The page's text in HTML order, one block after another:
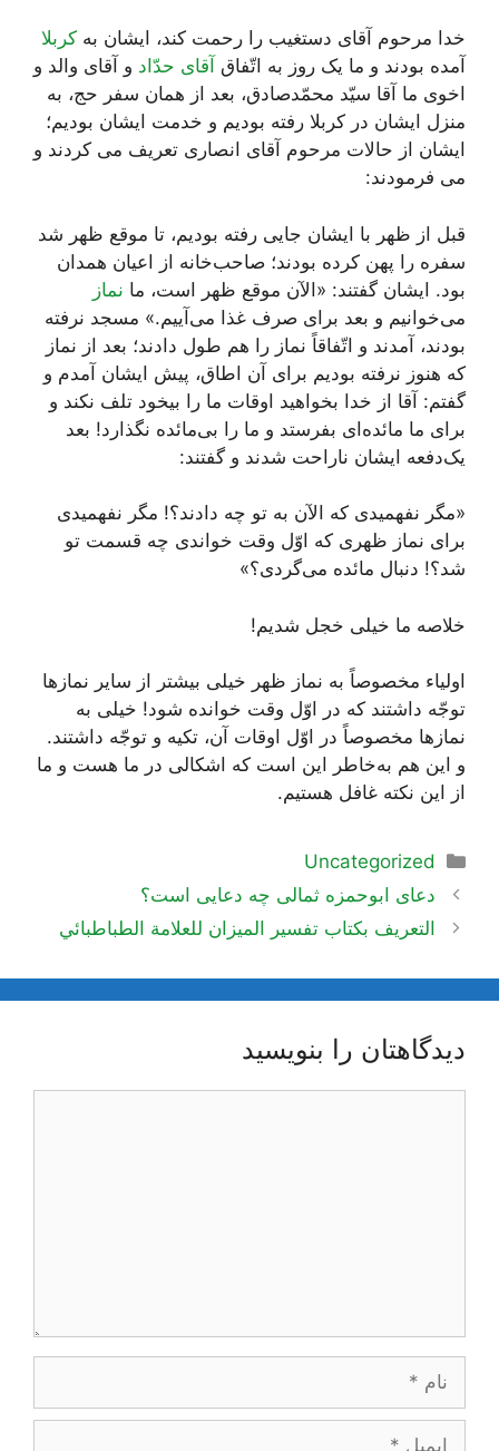
خدا مرحوم آقای دستغیب را رحمت کند، ایشان به کربلا
آمده بودند و ما یک روز به اتّفاق آقای حدّاد و آقای والد و
اخوی ما آقا سیّد محمّدصادق، بعد از همان سفر حج، به
منزل ایشان در کربلا رفته بودیم و خدمت ایشان بودیم؛
ایشان از حالات مرحوم آقای انصاری تعریف می کردند و
می فرمودند:
قبل از ظهر با ایشان جایی رفته بودیم، تا موقع ظهر شد
سفره را پهن کرده بودند؛ صاحب‌خانه از اعیان همدان
بود. ایشان گفتند: «الآن موقع ظهر است، ما نماز
می‌خوانیم و بعد برای صرف غذا می‌آییم.» مسجد نرفته
بودند، آمدند و اتّفاقاً نماز را هم طول دادند؛ بعد از نماز
که هنوز نرفته بودیم برای آن اطاق، پیش ایشان آمدم و
گفتم: آقا از خدا بخواهید اوقات ما را بیخود تلف نکند و
برای ما مائده‌ای بفرستد و ما را بی‌مائده نگذارد! بعد
یک‌دفعه ایشان ناراحت شدند و گفتند:
«مگر نفهمیدی که الآن به تو چه دادند؟! مگر نفهمیدی
برای نماز ظهری که اوّل وقت خواندی چه قسمت تو
شد؟! دنبال مائده می‌گردی؟»
خلاصه ما خیلی خجل شدیم!
اولیاء مخصوصاً به نماز ظهر خیلی بیشتر از سایر نمازها
توجّه داشتند که در اوّل وقت خوانده شود! خیلی به
نمازها مخصوصاً در اوّل اوقات آن، تکیه و توجّه داشتند.
و این هم به‌خاطر این است که اشکالی در ما هست و ما
از این نکته غافل هستیم.
دسته‌ها
Uncategorized
ناوبری
نوشته‌ها
دعای ابوحمزه ثمالی چه دعایی است؟
التعريف بكتاب تفسير الميزان للعلامة الطباطبائي
دیدگاهتان را بنویسید
ایمیل